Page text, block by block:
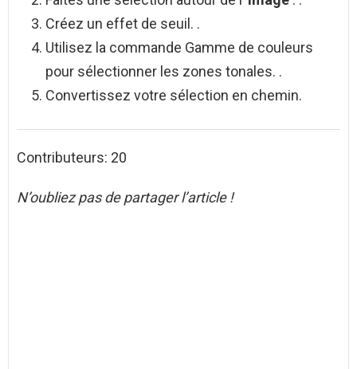
Créez un effet de seuil. .
Utilisez la commande Gamme de couleurs
pour sélectionner les zones tonales. .
Convertissez votre sélection en chemin.
Contributeurs: 20
N’oubliez pas de partager l’article !